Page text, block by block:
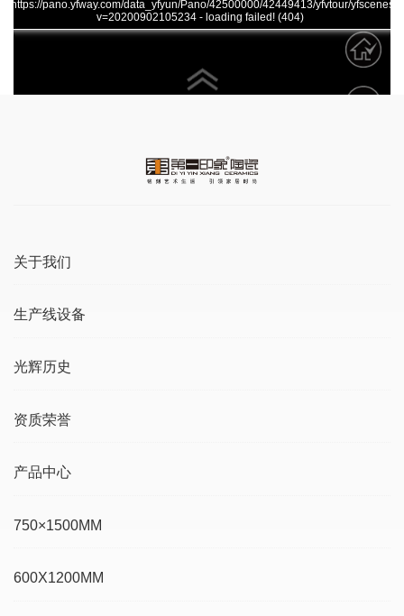
关于我们
生产线设备
光辉历史
资质荣誉
产品中心
750×1500MM
600X1200MM